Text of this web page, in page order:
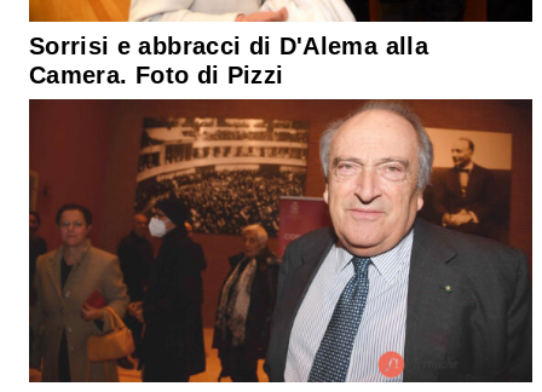
Sorrisi e abbracci di D'Alema alla
Camera. Foto di Pizzi